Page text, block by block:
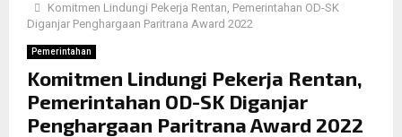
Komitmen Lindungi Pekerja Rentan, Pemerintahan OD-SK
Diganjar Penghargaan Paritrana Award 2022
Pemerintahan
Komitmen Lindungi Pekerja Rentan,
Pemerintahan OD-SK Diganjar
Penghargaan Paritrana Award 2022